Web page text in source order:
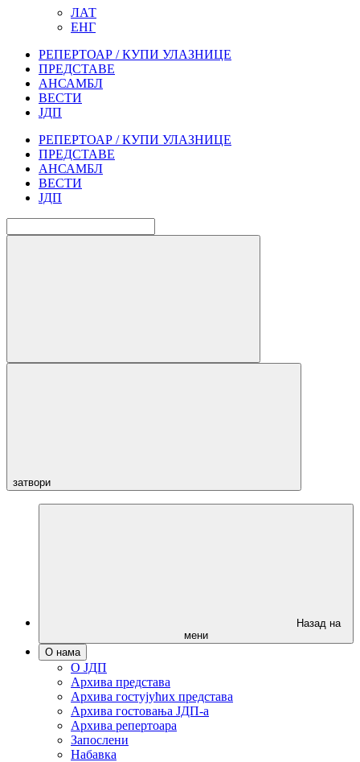
ЛАТ
ЕНГ
РЕПЕРТОАР / КУПИ УЛАЗНИЦЕ
ПРЕДСТАВЕ
АНСАМБЛ
ВЕСТИ
ЈДП
РЕПЕРТОАР / КУПИ УЛАЗНИЦЕ
ПРЕДСТАВЕ
АНСАМБЛ
ВЕСТИ
ЈДП
затвори
Назад на
мени
О нама
О ЈДП
Архива представа
Архива гостујућих представа
Архива гостовања ЈДП-а
Архива репертоара
Запослени
Набавка